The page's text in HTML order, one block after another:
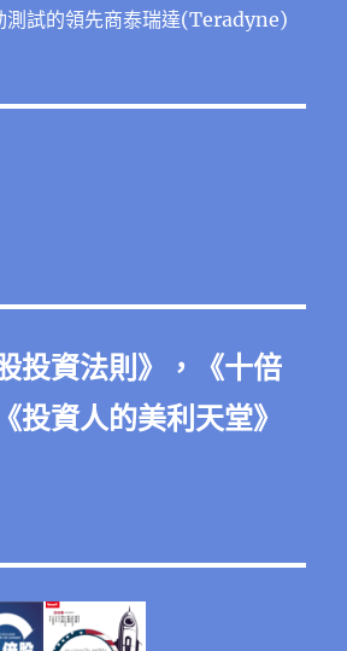
測試的領先商泰瑞達(Teradyne)
投資法則 》，《十倍
投資人的美利天堂》